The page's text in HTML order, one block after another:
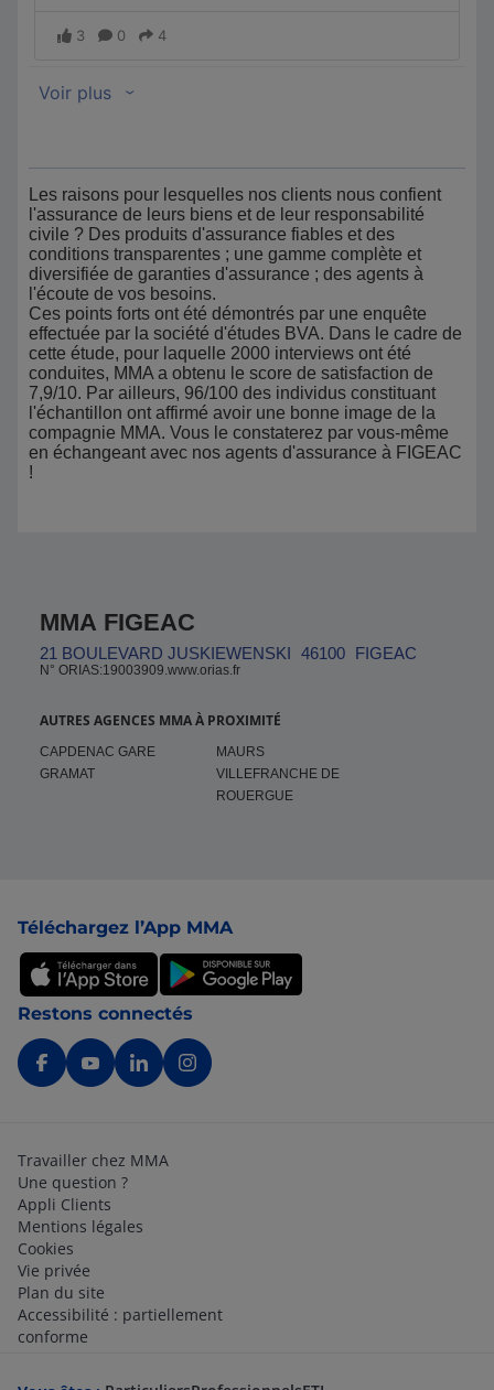
Les raisons pour lesquelles nos clients nous confient
l'assurance de leurs biens et de leur responsabilité
civile ? Des produits d'assurance fiables et des
conditions transparentes ; une gamme complète et
diversifiée de garanties d'assurance ; des agents à
l'écoute de vos besoins.
Ces points forts ont été démontrés par une enquête
effectuée par la société d'études BVA. Dans le cadre de
cette étude, pour laquelle 2000 interviews ont été
conduites, MMA a obtenu le score de satisfaction de
7,9/10. Par ailleurs, 96/100 des individus constituant
l'échantillon ont affirmé avoir une bonne image de la
compagnie MMA. Vous le constaterez par vous-même
en échangeant avec nos agents d'assurance à FIGEAC
!
MMA FIGEAC
21 BOULEVARD JUSKIEWENSKI 46100 FIGEAC
N° ORIAS:19003909.www.orias.fr
AUTRES AGENCES MMA À PROXIMITÉ
CAPDENAC GARE
MAURS
GRAMAT
VILLEFRANCHE DE
ROUERGUE
Téléchargez l’App MMA
Restons connectés
Travailler chez MMA
Une question ?
Appli Clients
Mentions légales
Cookies
Vie privée
Plan du site
Accessibilité : partiellement
conforme